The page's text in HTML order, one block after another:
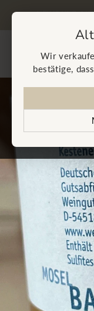
zum
NEWS UND
Wir
bestätige,